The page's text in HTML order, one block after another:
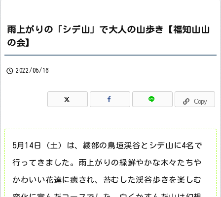
雨上がりの「シデ山」で大人の山歩き【福知山山
の会】
 2022/05/16
Copy
5月14日（土）は、綾部の鳥垣渓谷とシデ山に4名で
行ってきました。雨上がりの緑鮮やかな木々たちや
かわいい花達に癒され、苔むした渓谷歩きを楽しむ